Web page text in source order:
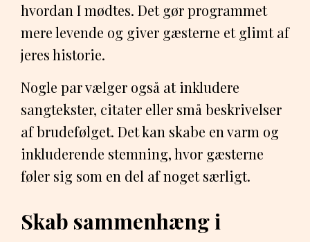
hvordan I mødtes. Det gør programmet
mere levende og giver gæsterne et glimt af
jeres historie.
Nogle par vælger også at inkludere
sangtekster, citater eller små beskrivelser
af brudefølget. Det kan skabe en varm og
inkluderende stemning, hvor gæsterne
føler sig som en del af noget særligt.
Skab sammenhæng i